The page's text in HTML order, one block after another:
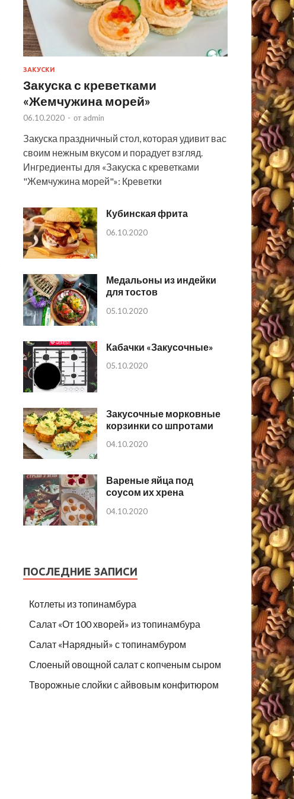
ЗАКУСКИ
Закуска с креветками
«Жемчужина морей»
06.10.2020 - от admin
Закуска праздничный стол, которая удивит вас
своим нежным вкусом и порадует взгляд.
Ингредиенты для «Закуска с креветками
"Жемчужина морей"»: Креветки
Кубинская фрита
06.10.2020
Медальоны из индейки
для тостов
05.10.2020
Кабачки «Закусочные»
05.10.2020
Закусочные морковные
корзинки со шпротами
04.10.2020
Вареные яйца под
соусом их хрена
04.10.2020
ПОСЛЕДНИЕ ЗАПИСИ
Котлеты из топинамбура
Салат «От 100 хворей» из топинамбура
Салат «Нарядный» с топинамбуром
Слоеный овощной салат с копченым сыром
Творожные слойки с айвовым конфитюром